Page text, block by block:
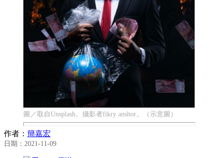
圖／取自Unsplash。攝影者fikry anshor。（示意圖）
作者： 簡嘉宏
日期：2021-11-09